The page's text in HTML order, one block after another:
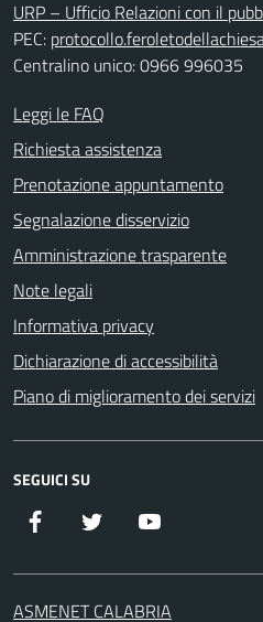
URP – Ufficio Relazioni con il
PEC:
Centralino unico: 0966 996035
Leggi le FAQ
Richiesta assistenza
Prenotazione appuntamento
Segnalazione disservizio
Amministrazione trasparente
Note legali
Informativa privacy
Dichiarazione di accessibilità
Piano di miglioramento dei servizi
SEGUICI SU
Facebook Twitter
ASMENET CALABRIA